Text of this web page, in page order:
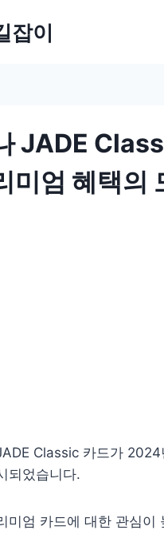
잡이
JADE
미엄 혜택의
Classic 카드가 2024
되었습니다.
미엄 카드에 대한 관심이